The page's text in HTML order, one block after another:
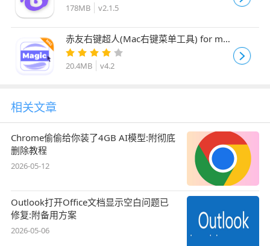
178MB v2.1.5
赤友右键超人(Mac右键菜单工具) for mac
v4.2 苹果电脑版
20.4MB v4.2
相关文章
Chrome偷偷给你装了4GB AI模型:附彻底
删除教程
2026-05-12
Outlook打开Office文档显示空白问题已
修复:附备用方案
2026-05-06